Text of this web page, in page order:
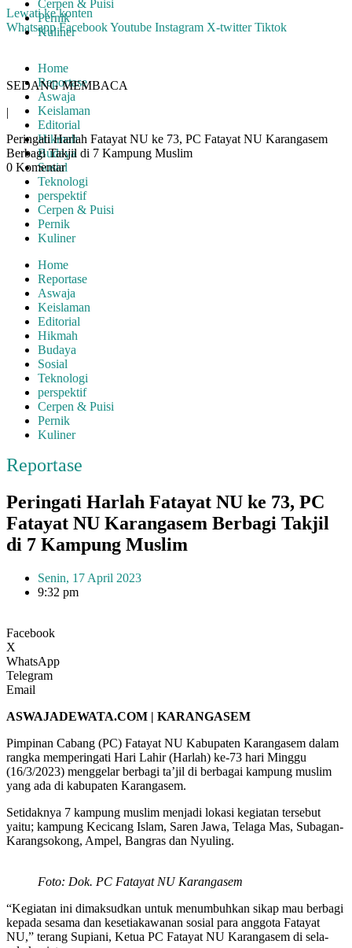
Lewati ke konten
Whatsapp FacebookYoutube Instagram X-twitter Tiktok
Home
Reportase
Aswaja
Keislaman
Editorial
Hikmah
Budaya
Sosial
Teknologi
perspektif
Cerpen & Puisi
Pernik
Kuliner
Home
Reportase
Aswaja
Keislaman
Editorial
Hikmah
Budaya
Sosial
Teknologi
perspektif
Cerpen & Puisi
Pernik
Kuliner
Cerpen & Puisi
Pernik
Kuliner
SEDANG MEMBACA
|
Peringati Harlah Fatayat NU ke 73, PC Fatayat NU Karangasem
Berbagi Takjil di 7 Kampung Muslim
0 Komentar
Reportase
Peringati Harlah Fatayat NU ke 73, PC
Fatayat NU Karangasem Berbagi Takjil
di 7 Kampung Muslim
Senin, 17 April 2023
9:32 pm
Facebook
X
WhatsApp
Telegram
Email
ASWAJADEWATA.COM | KARANGASEM
Pimpinan Cabang (PC) Fatayat NU Kabupaten Karangasem dalam
rangka memperingati Hari Lahir (Harlah) ke-73 hari Minggu
(16/3/2023) menggelar berbagi ta’jil di berbagai kampung muslim
yang ada di kabupaten Karangasem.
Setidaknya 7 kampung muslim menjadi lokasi kegiatan tersebut
yaitu; kampung Kecicang Islam, Saren Jawa, Telaga Mas, Subagan-
Karangsokong, Ampel, Bangras dan Nyuling.
Foto: Dok. PC Fatayat NU Karangasem
“Kegiatan ini dimaksudkan untuk menumbuhkan sikap mau berbagi
kepada sesama dan kesetiakawanan sosial para anggota Fatayat
NU,” terang Supiani, Ketua PC Fatayat NU Karangasem di sela-